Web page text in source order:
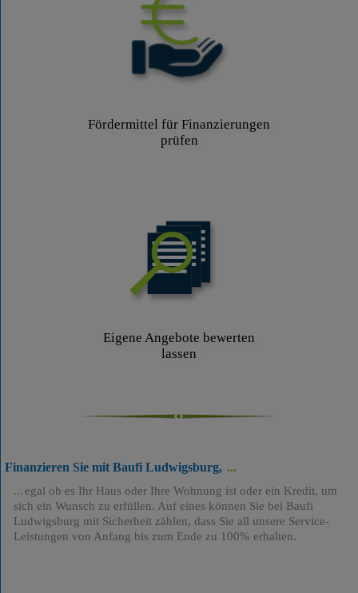
Fördermittel für Finanzierungen
prüfen
Eigene Angebote bewerten
lassen
Finanzieren Sie mit Baufi Ludwigsburg,
egal ob es Ihr Haus oder Ihre Wohnung ist oder ein Kredit, um
sich ein Wunsch zu erfüllen. Auf eines können Sie bei Baufi
Ludwigsburg mit Sicherheit zählen, dass Sie all unsere Service-
Leistungen von Anfang bis zum Ende zu 100% erhalten.